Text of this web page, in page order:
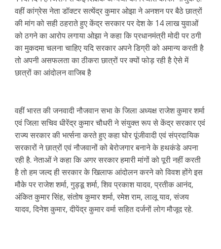
वहीं कांग्रेस नेता डॉक्टर सत्येंद्र कुमार ओझा ने अनशन पर बैठे छात्रों
की मांग को सही ठहराते हुए केंद्र सरकार पर देश के 14 लाख युवाओं
को ठगने का आरोप लगाया ओझा ने कहा कि प्रधानमंत्री मोदी पर ठगी
का मुकदमा चलना चाहिए यदि सरकार अपने डिग्री को अमान्य करती है
तो अपनी असफलता का ठीकरा छात्रों पर क्यों फोड़ रही है ऐसे में
छात्रों का आंदोलन वाजिब है
वहीं भारत की जनवादी नौजवान सभा के जिला अध्यक्ष राजेश कुमार शर्मा
एवं जिला सचिव धीरेंद्र कुमार चौधरी ने संयुक्त रूप से केंद्र सरकार एवं
राज्य सरकार की भर्त्सना करते हुए कहा घोर पूंजीवादी एवं संप्रदायिक
सरकारों ने छात्रों एवं नौजवानों को बेरोजगार बनाने के हथकंडे अपना
रही है. नेताओं ने कहा कि अगर सरकार हमारी मांगों को पूरी नहीं करती
है तो हम जल्द ही सरकार के खिलाफ आंदोलन करने को विवश होंगे इस
मौके पर राजेश शर्मा, गुड्डू शर्मा, शिव प्रकाश यादव, प्रतीक आनंद,
अंकित कुमार सिंह, संतोष कुमार शर्मा, रमेश राम, लालू याव, संजय
यादव, दिनेश कुमार, दीपेंद्र कुमार वर्मा सहित दर्जनों लोग मौजूद रहे.